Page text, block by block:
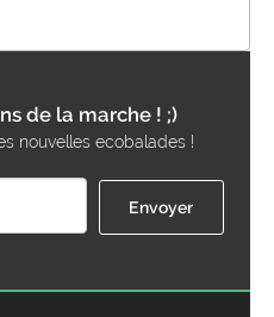
de la marche ! ;)
nouvelles ecobalades !